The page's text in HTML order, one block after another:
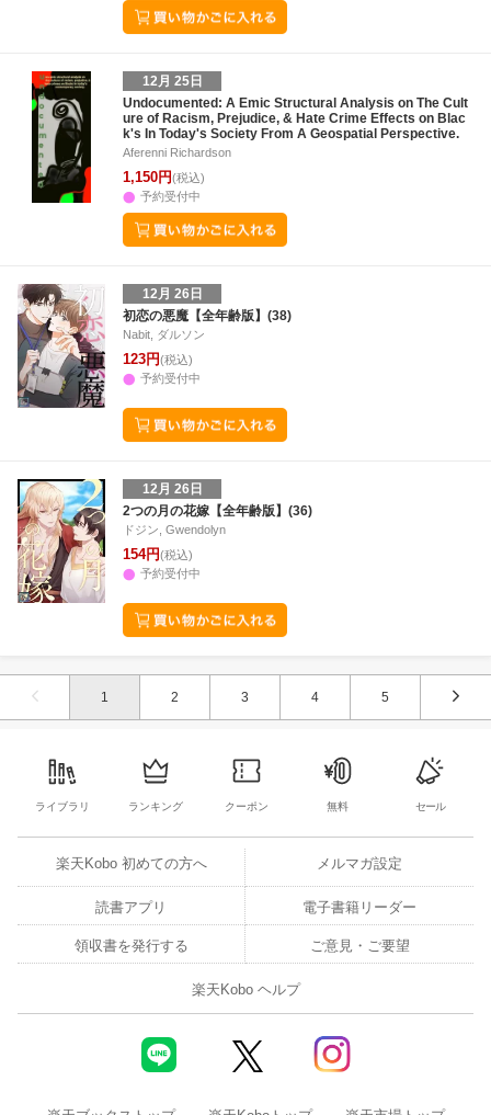
12月 25日
Undocumented: A Emic Structural Analysis on The Cult
ure of Racism, Prejudice, & Hate Crime Effects on Blac
k's In Today's Society From A Geospatial Perspective.
Aferenni Richardson
1,150円(税込)
予約受付中
12月 26日
初恋の悪魔【全年齢版】(38)
Nabit, ダルソン
123円(税込)
予約受付中
12月 26日
2つの月の花嫁【全年齢版】(36)
ドジン, Gwendolyn
154円(税込)
予約受付中
1 2 3 4 5
ライブラリ ランキング クーポン 無料 セール
楽天Kobo 初めての方へ メルマガ設定
読書アプリ 電子書籍リーダー
領収書を発行する ご意見・ご要望
楽天Kobo ヘルプ